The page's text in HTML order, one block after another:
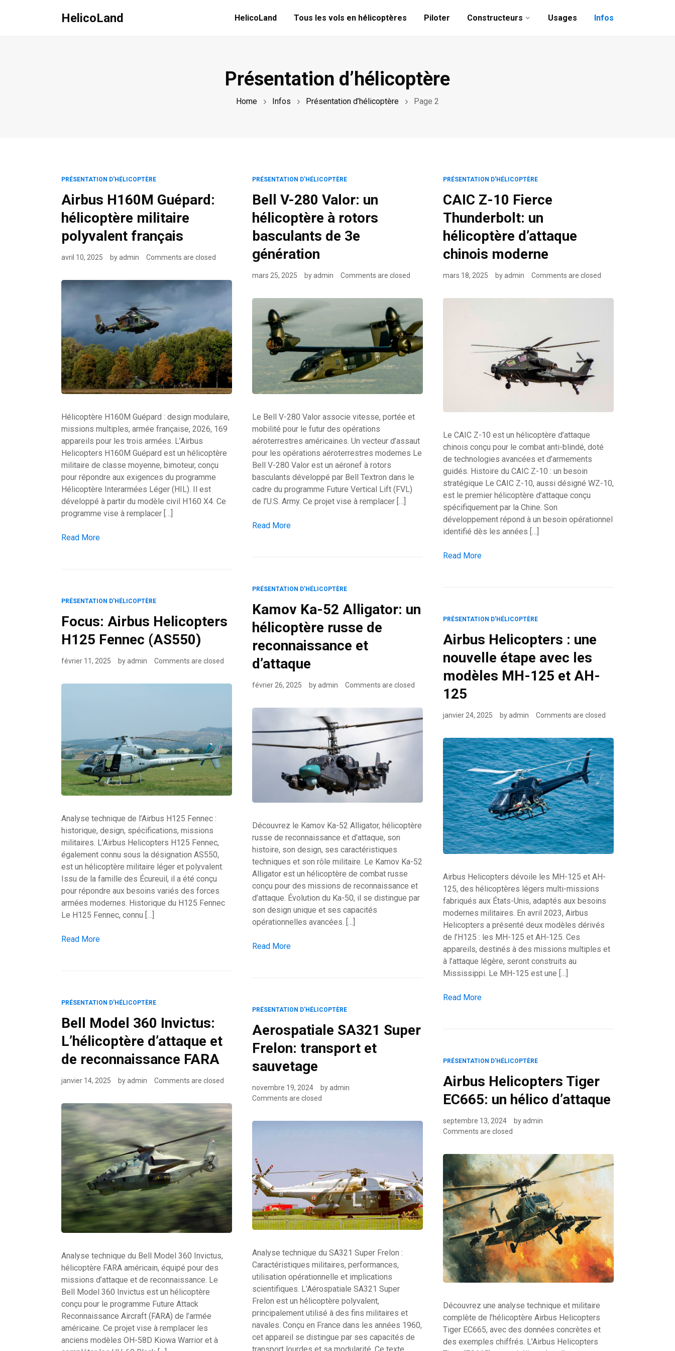
HelicoLand HelicoLand Tous les vols en hélicoptères Piloter Constructeurs Usages Infos
Présentation d’hélicoptère
Home Infos Présentation d’hélicoptère Page 2
PRÉSENTATION D'HÉLICOPTÈRE
Airbus H160M Guépard:
hélicoptère militaire
polyvalent français
avril 10, 2025 byadmin Comments are closed
Hélicoptère H160M Guépard : design modulaire,
missions multiples, armée française, 2026, 169
appareils pour les trois armées. L’Airbus
Helicopters H160M Guépard est un hélicoptère
militaire de classe moyenne, bimoteur, conçu
pour répondre aux exigences du programme
Hélicoptère Interarmées Léger (HIL). Il est
développé à partir du modèle civil H160 X4. Ce
programme vise à remplacer […]
Airbus H160M Guépard: hélicoptère militaire polyvalent français
Read More
PRÉSENTATION D'HÉLICOPTÈRE
Bell V-280 Valor: un
hélicoptère à rotors
basculants de 3e
génération
mars 25, 2025 byadmin Comments are closed
Le Bell V-280 Valor associe vitesse, portée et
mobilité pour le futur des opérations
aéroterrestres américaines. Un vecteur d’assaut
pour les opérations aéroterrestres modernes Le
Bell V-280 Valor est un aéronef à rotors
basculants développé par Bell Textron dans le
cadre du programme Future Vertical Lift (FVL)
de l’U.S. Army. Ce projet vise à remplacer […]
Bell V-280 Valor: un hélicoptère à rotors basculants de 3e génération
Read More
PRÉSENTATION D'HÉLICOPTÈRE
CAIC Z-10 Fierce
Thunderbolt: un
hélicoptère d’attaque
chinois moderne
mars 18, 2025 byadmin Comments are closed
Le CAIC Z-10 est un hélicoptère d’attaque
chinois conçu pour le combat anti-blindé, doté
de technologies avancées et d’armements
guidés. Histoire du CAIC Z-10 : un besoin
stratégique Le CAIC Z-10, aussi désigné WZ-10,
est le premier hélicoptère d’attaque conçu
spécifiquement par la Chine. Son
développement répond à un besoin opérationnel
identifié dès les années […]
CAIC Z-10 Fierce Thunderbolt: un hélicoptère d’attaque chinois
Read More
PRÉSENTATION D'HÉLICOPTÈRE
Kamov Ka-52 Alligator: un
hélicoptère russe de
reconnaissance et
d’attaque
février 26, 2025 byadmin Comments are closed
Découvrez le Kamov Ka-52 Alligator, hélicoptère
russe de reconnaissance et d’attaque, son
histoire, son design, ses caractéristiques
techniques et son rôle militaire. Le Kamov Ka-52
Alligator est un hélicoptère de combat russe
conçu pour des missions de reconnaissance et
d’attaque. Évolution du Ka-50, il se distingue par
son design unique et ses capacités
opérationnelles avancées. […]
Kamov Ka-52 Alligator: un hélicoptère russe de reconnaissance et d’attaque
Read More
PRÉSENTATION D'HÉLICOPTÈRE
Focus: Airbus Helicopters
H125 Fennec (AS550)
février 11, 2025 byadmin Comments are closed
Analyse technique de l’Airbus H125 Fennec :
historique, design, spécifications, missions
militaires. L’Airbus Helicopters H125 Fennec,
également connu sous la désignation AS550,
est un hélicoptère militaire léger et polyvalent.
Issu de la famille des Écureuil, il a été conçu
pour répondre aux besoins variés des forces
armées modernes. Historique du H125 Fennec
Le H125 Fennec, connu […]
Focus: Airbus Helicopters H125 Fennec (AS550)
Read More
PRÉSENTATION D'HÉLICOPTÈRE
Airbus Helicopters : une
nouvelle étape avec les
modèles MH-125 et AH-
125
janvier 24, 2025 byadmin Comments are closed
Airbus Helicopters dévoile les MH-125 et AH-
125, des hélicoptères légers multi-missions
fabriqués aux États-Unis, adaptés aux besoins
modernes militaires. En avril 2023, Airbus
Helicopters a présenté deux modèles dérivés
de l’H125 : les MH-125 et AH-125. Ces
appareils, destinés à des missions multiples et
à l’attaque légère, seront construits au
Mississippi. Le MH-125 est une […]
Airbus Helicopters : une nouvelle étape avec les modèles MH-
Read More
PRÉSENTATION D'HÉLICOPTÈRE
Bell Model 360 Invictus:
L’hélicoptère d’attaque et
de reconnaissance FARA
janvier 14, 2025 byadmin Comments are closed
Analyse technique du Bell Model 360 Invictus,
hélicoptère FARA américain, équipé pour des
missions d’attaque et de reconnaissance. Le
Bell Model 360 Invictus est un hélicoptère
conçu pour le programme Future Attack
Reconnaissance Aircraft (FARA) de l’armée
américaine. Ce projet vise à remplacer les
anciens modèles OH-58D Kiowa Warrior et à
PRÉSENTATION D'HÉLICOPTÈRE
Aerospatiale SA321 Super
Frelon: transport et
sauvetage
novembre 19, 2024 byadmin
Comments are closed
Analyse technique du SA321 Super Frelon :
Caractéristiques militaires, performances,
utilisation opérationnelle et implications
scientifiques. L’Aérospatiale SA321 Super
Frelon est un hélicoptère polyvalent,
principalement utilisé à des fins militaires et
navales. Conçu en France dans les années 1960,
cet appareil se distingue par ses capacités de
PRÉSENTATION D'HÉLICOPTÈRE
Airbus Helicopters Tiger
EC665: un hélico d’attaque
septembre 13, 2024 byadmin
Comments are closed
Découvrez une analyse technique et militaire
complète de l’hélicoptère Airbus Helicopters
Tiger EC665, avec des données concrètes et
des exemples chiffrés. L’Airbus Helicopters